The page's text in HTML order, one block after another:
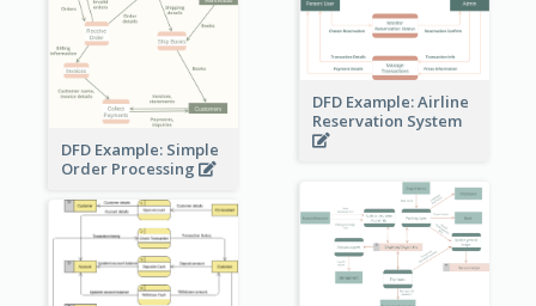
DFD Example: Airline
Reservation System
DFD Example: Simple
Order Processing